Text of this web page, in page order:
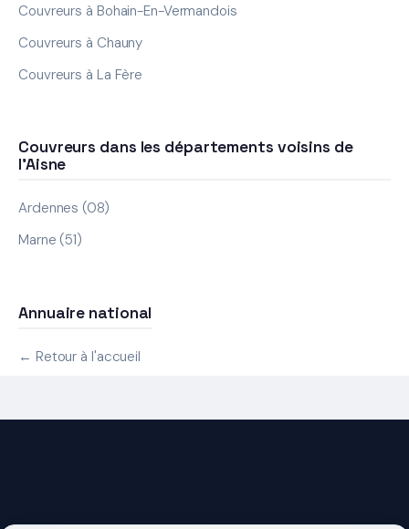
Couvreurs à Bohain-En-Vermandois
Couvreurs à Chauny
Couvreurs à La Fère
Couvreurs dans les départements voisins de
l'Aisne
Ardennes (08)
Marne (51)
Annuaire national
← Retour à l'accueil